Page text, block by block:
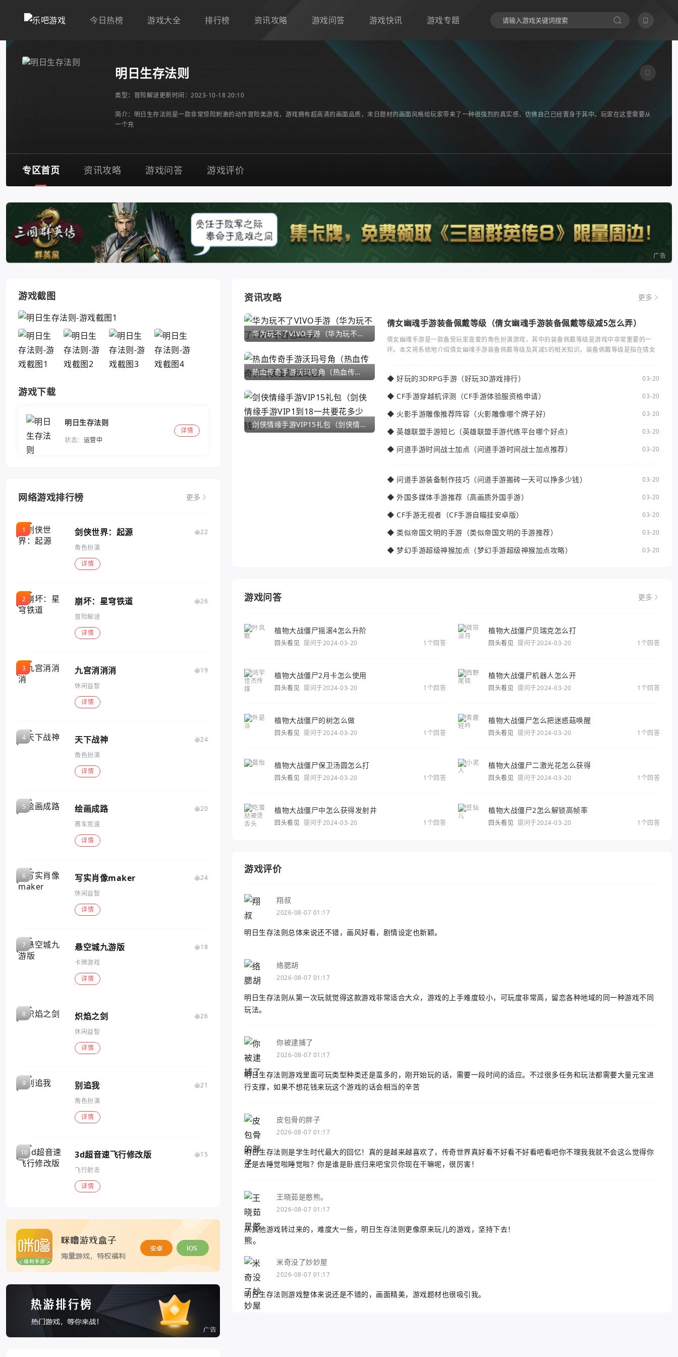
今日热榜 游戏大全 排行榜 资讯攻略 游戏问答 游戏快讯 游戏专题
明日生存法则
类型： 冒险解谜更新时间：2023-10-18 20:10
简介：明日生存法则是一款非常惊险刺激的动作冒险类游戏，游戏拥有超高清的画面品质，末日题材的画面风格给玩家带来了一种很强烈的真实感，仿佛自己已经置身于其中。玩家在这里需要从
一个充
专区首页 资讯攻略 游戏问答 游戏评价
广告
游戏截图
游戏下载
明日生存法则
状态： 运营中
详情
网络游戏排行榜 更多
剑侠世界：起源
22
角色扮演
详情
崩坏：星穹铁道
26
冒险解谜
详情
九宫消消消
19
休闲益智
详情
天下战神
24
角色扮演
详情
绘画成路
20
赛车竞速
详情
写实肖像maker
24
休闲益智
详情
悬空城九游版
18
卡牌游戏
详情
炽焰之剑
26
休闲益智
详情
别追我
21
角色扮演
详情
3d超音速飞行修改版
15
飞行射击
详情
资讯攻略 更多
华为玩不了VIVO手游（华为玩不了VIVO手游怎么办）
热血传奇手游沃玛号角（热血传奇沃玛装备隐藏属性）
剑侠情缘手游VIP15礼包（剑侠情缘手游VIP1到18一共要花多少钱）
倩女幽魂手游装备佩戴等级（倩女幽魂手游装备佩戴等级减5怎么弄）
倩女幽魂手游是一款备受玩家喜爱的角色扮演游戏，其中的装备佩戴等级是游戏中非常重要的一
环。本文将系统地介绍倩女幽魂手游装备佩戴等级及其减5的相关知识。装备佩戴等级是指在倩女
◆ 好玩的3DRPG手游（好玩3D游戏排行） 03-20
◆ CF手游穿越机评测（CF手游体验服资格申请） 03-20
◆ 火影手游雕像推荐阵容（火影雕像哪个牌子好） 03-20
◆ 英雄联盟手游短匕（英雄联盟手游代练平台哪个好点） 03-20
◆ 问道手游时间战士加点（问道手游时间战士加点推荐） 03-20
◆ 问道手游装备制作技巧（问道手游搬砖一天可以挣多少钱） 03-20
◆ 外国多媒体手游推荐（高画质外国手游） 03-20
◆ CF手游无视者（CF手游自瞄挂安卓版） 03-20
◆ 类似帝国文明的手游（类似帝国文明的手游推荐） 03-20
◆ 梦幻手游超级神猴加点（梦幻手游超级神猴加点攻略） 03-20
游戏问答 更多
植物大战僵尸摇滚4怎么升阶
回头看见 提问于2024-03-20 1个回答
植物大战僵尸贝瑞克怎么打
回头看见 提问于2024-03-20 1个回答
植物大战僵尸2月卡怎么使用
回头看见 提问于2024-03-20 1个回答
植物大战僵尸机器人怎么开
回头看见 提问于2024-03-20 1个回答
植物大战僵尸的树怎么做
回头看见 提问于2024-03-20 1个回答
植物大战僵尸怎么把迷惑菇唤醒
回头看见 提问于2024-03-20 1个回答
植物大战僵尸保卫汤圆怎么打
回头看见 提问于2024-03-20 1个回答
植物大战僵尸二激光花怎么获得
回头看见 提问于2024-03-20 1个回答
植物大战僵尸中怎么获得发射井
回头看见 提问于2024-03-20 1个回答
植物大战僵尸2怎么解锁高帧率
回头看见 提问于2024-03-20 1个回答
游戏评价
翔叔
2026-08-07 01:17
明日生存法则总体来说还不错，画风好看，剧情设定也新颖。
络腮胡
2026-08-07 01:17
明日生存法则从第一次玩就觉得这款游戏非常适合大众，游戏的上手难度较小，可玩度非常高，留恋各种地域的同一种游戏不同
玩法。
你被逮捕了
2026-08-07 01:17
明日生存法则游戏里面可玩类型种类还是蛮多的，刚开始玩的话，需要一段时间的适应。不过很多任务和玩法都需要大量元宝进
行支撑，如果不想花钱来玩这个游戏的话会相当的辛苦
皮包骨的胖子
2026-08-07 01:17
明日生存法则是学生时代最大的回忆！真的是越来越喜欢了，传奇世界真好看不好看不好看吧看吧你不理我我就不会这么觉得你
还是去睡觉啦睡觉啦？你是谁是卧底归来吧宝贝你现在干嘛呢，很厉害！
王晓茹是憨熊。
2026-08-07 01:17
从其他游戏转过来的，难度大一些，明日生存法则更像原来玩儿的游戏，坚持下去！
米奇没了妙妙屋
2026-08-07 01:17
明日生存法则游戏整体来说还是不错的，画面精美，游戏题材也很吸引我。